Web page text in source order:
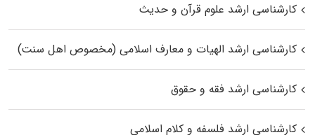
کارشناسی ارشد علوم قرآن و حدیث
کارشناسی ارشد الهیات و معارف اسلامی (مخصوص اهل سنت)
کارشناسی ارشد فقه و حقوق
کارشناسی ارشد فلسفه و کلام اسلامی